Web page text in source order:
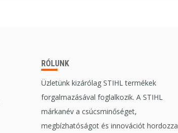
RÓLUNK
Üzletünk kizárólag STIHL termékek
forgalmazásával foglalkozik. A STIHL
márkanév a csúcsminőséget,
megbízhatóságot és innovációt hordozza